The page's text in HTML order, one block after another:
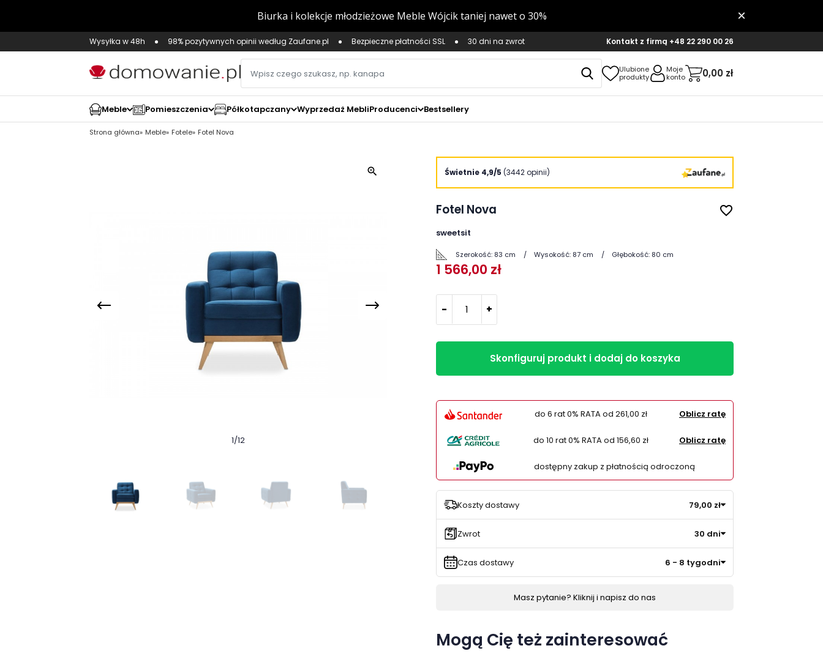
Wysyłka w 48h 98% pozytywnych opinii według Zaufane.pl Bezpieczne płatności SSL 30 dni na zwrot Kontakt z firmą +48 22 290 00 26
Ulubione
produkty
Moje
konto
0,00 zł
Meble Pomieszczenia Półkotapczany Wyprzedaż MebliProducenci Bestsellery
Strona główna Meble Fotele Fotel Nova
1/12
zoom_in Świetnie 4,9/5 (3442 opinii)
Fotel Nova favorite_border
sweetsit
Szerokość: 83 cm Wysokość: 87 cm Głębokość: 80 cm
1 566,00 zł
- +
Skonfiguruj produkt i dodaj do koszyka
do 6 rat 0% RATA od 261,00 zł Oblicz ratę
do 10 rat 0% RATA od 156,60 zł Oblicz ratę
dostępny zakup z płatnością odroczoną
Koszty dostawy 79,00 zł
Zwrot 30 dni
Czas dostawy 6 - 8 tygodni
Masz pytanie? Kliknij i napisz do nas
Mogą Cię też zainteresować